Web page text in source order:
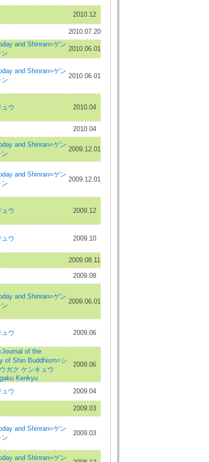
2010.12
2010.07.20
and Shinran=ゲン
2010.06.01
and Shinran=ゲン
2010.06.01
ウ 2010.04
2010.04
and Shinran=ゲン
2009.12.01
and Shinran=ゲン
2009.12.01
ウ 2009.12
ウ 2009.10
2009.08.11
2009.08
and Shinran=ゲン
2009.06.01
ウ 2009.06
of the
of Shin Buddhism=シ
ガク ケンキュウ
Kenkyu
2009.06
ウ 2009.04
2009.03
and Shinran=ゲン
2009.03
and Shinran=ゲン